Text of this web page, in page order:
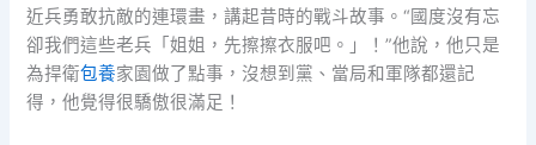
近兵勇敢抗敵的連環畫，講起昔時的戰斗故事。“國度沒有忘
卻我們這些老兵「姐姐，先擦擦衣服吧。」！”他說，他只是
為捍衛包養家園做了點事，沒想到黨、當局和軍隊都還記
得，他覺得很驕傲很滿足！